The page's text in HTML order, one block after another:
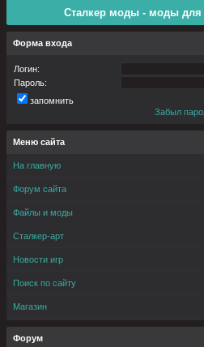
Сталкер моды - моды для
Форма входа
Логин:
Пароль:
запомнить
Забыл
Меню сайта
На главную
Форум сайта
Файлы и моды
Сталкер-арт
Новости игр
Поиск по сайту
Магазин
Форум